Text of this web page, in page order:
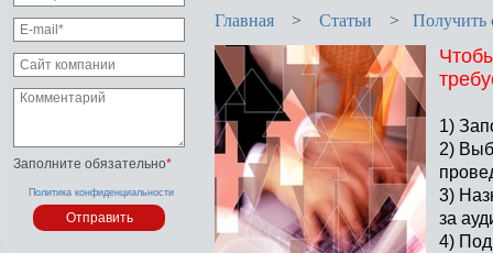
Заполните обязательно*
Политика конфиденциальности
Главная > Статьи > Получить
1)
2)
3)
за
4)